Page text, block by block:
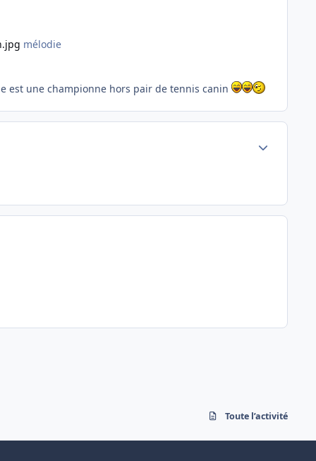
mélodie
est une championne hors pair de tennis canin
Toute l’activité